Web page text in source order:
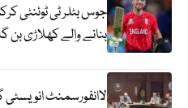
جوس بٹلر ٹی ٹوئنٹی
بنانے والے کھلاڑی بن
لاانفورسمنٹ